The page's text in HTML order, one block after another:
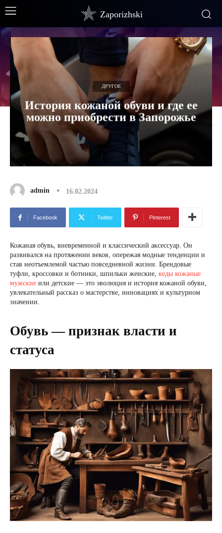
Zaporizhski
ДРУГОЕ
История кожаной обуви и где ее
можно приобрести в Запорожье
admin 16.02.2024
Facebook Twitter Pinterest
Кожаная обувь, вневременной и классический аксессуар. Он
развивался на протяжении веков, опережая модные тенденции и
став неотъемлемой частью повседневной жизни. Брендовые
туфли, кроссовки и ботинки, шпильки женские, кеды кожаные
мужские или детские — это эволюция и история кожаной обуви,
увлекательный рассказ о мастерстве, инновациях и культурном
значении.
Обувь — признак власти и
статуса